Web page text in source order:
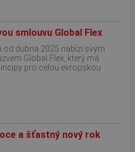
smlouvu Global Flex
od dubna 2025 nabízí svým
Global Flex, který má
pro celou evropskou
a šťastný nový rok